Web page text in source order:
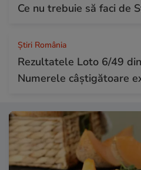
Ce nu trebuie să faci de
Știri România
Rezultatele Loto 6/49
Numerele câștigătoare